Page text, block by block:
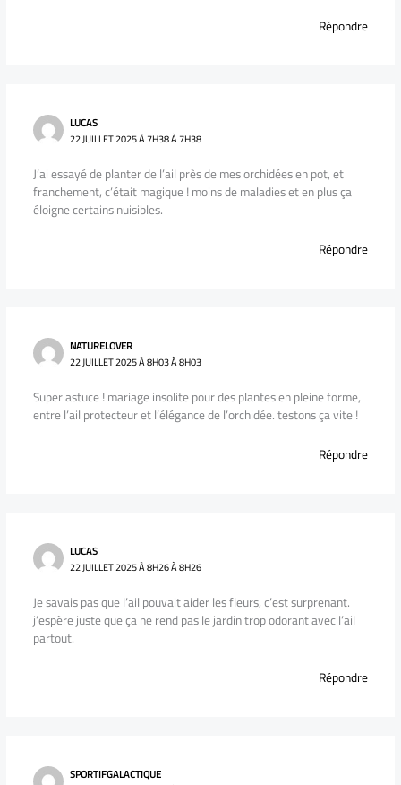
Répondre
LUCAS
22 JUILLET 2025 À 7H38 À 7H38
J’ai essayé de planter de l’ail près de mes orchidées en pot, et
franchement, c’était magique ! moins de maladies et en plus ça
éloigne certains nuisibles.
Répondre
NATURELOVER
22 JUILLET 2025 À 8H03 À 8H03
Super astuce ! mariage insolite pour des plantes en pleine forme,
entre l’ail protecteur et l’élégance de l’orchidée. testons ça vite !
Répondre
LUCAS
22 JUILLET 2025 À 8H26 À 8H26
Je savais pas que l’ail pouvait aider les fleurs, c’est surprenant.
j’espère juste que ça ne rend pas le jardin trop odorant avec l’ail
partout.
Répondre
SPORTIFGALACTIQUE